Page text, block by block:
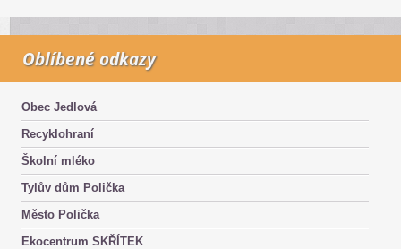
Oblíbené odkazy
Obec Jedlová
Recyklohraní
Školní mléko
Tylův dům Polička
Město Polička
Ekocentrum SKŘÍTEK